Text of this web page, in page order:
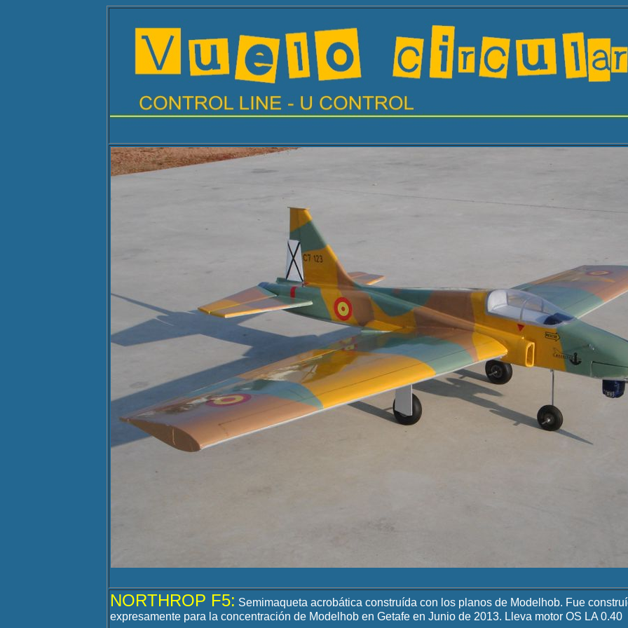
NORTHROP F5: Semimaqueta acrobática construída con los planos de Modelhob. Fue
expresamente para la concentración de Modelhob en Getafe en Junio de 2013. Lleva motor OS LA 0.40